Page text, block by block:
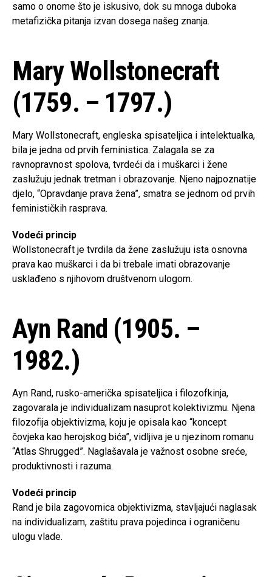
samo o onome što je iskusivo, dok su mnoga duboka
metafizička pitanja izvan dosega našeg znanja.
Mary Wollstonecraft
(1759. – 1797.)
Mary Wollstonecraft, engleska spisateljica i intelektualka,
bila je jedna od prvih feministica. Zalagala se za
ravnopravnost spolova, tvrdeći da i muškarci i žene
zaslužuju jednak tretman i obrazovanje. Njeno najpoznatije
djelo, “Opravdanje prava žena”, smatra se jednom od prvih
feminističkih rasprava.
Vodeći princip
Wollstonecraft je tvrdila da žene zaslužuju ista osnovna
prava kao muškarci i da bi trebale imati obrazovanje
usklađeno s njihovom društvenom ulogom.
Ayn Rand (1905. –
1982.)
Ayn Rand, rusko-američka spisateljica i filozofkinja,
zagovarala je individualizam nasuprot kolektivizmu. Njena
filozofija objektivizma, koju je opisala kao “koncept
čovjeka kao herojskog bića”, vidljiva je u njezinom romanu
“Atlas Shrugged”. Naglašavala je važnost osobne sreće,
produktivnosti i razuma.
Vodeći princip
Rand je bila zagovornica objektivizma, stavljajući naglasak
na individualizam, zaštitu prava pojedinca i ograničenu
ulogu vlade.